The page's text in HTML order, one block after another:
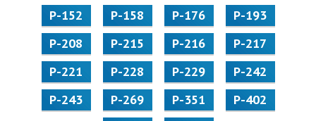
Р-152
Р-158 Р-176
Р-193
Р-208
Р-215 Р-216
Р-217
Р-221
Р-228 Р-229
Р-242
Р-243
Р-269 Р-351
Р-402